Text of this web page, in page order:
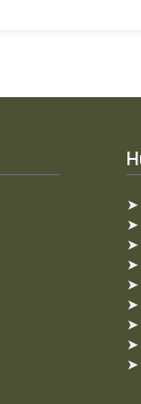
​➤
​➤
➤
​➤
➤
​➤
​➤
​➤
​➤